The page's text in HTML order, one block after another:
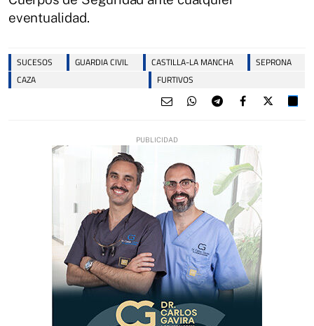
eventualidad.
SUCESOS GUARDIA CIVIL CASTILLA-LA MANCHA
SEPRONA
CAZA
FURTIVOS